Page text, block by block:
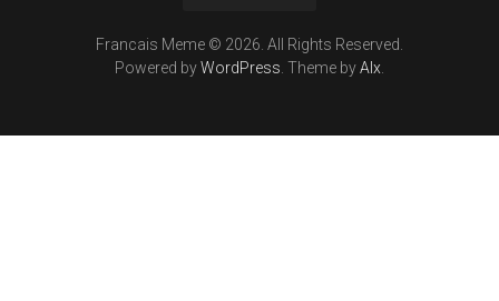
Francais Meme © 2026. All Rights Reserved.
Powered byWordPress . Theme byAlx